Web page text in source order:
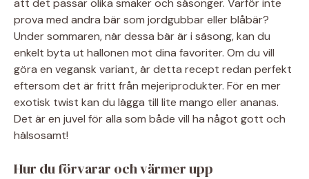
att det passar olika smaker och säsonger. Varför inte
prova med andra bär som jordgubbar eller blåbär?
Under sommaren, när dessa bär är i säsong, kan du
enkelt byta ut hallonen mot dina favoriter. Om du vill
göra en vegansk variant, är detta recept redan perfekt
eftersom det är fritt från mejeriprodukter. För en mer
exotisk twist kan du lägga till lite mango eller ananas.
Det är en juvel för alla som både vill ha något gott och
hälsosamt!
Hur du förvarar och värmer upp